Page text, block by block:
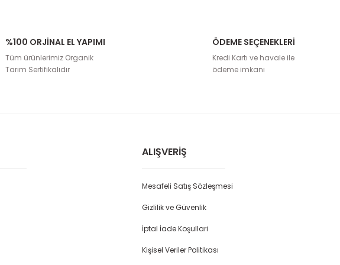
yetersiz gördüğünüz noktaları öneri formunu kullanarak tarafımıza iletebilirsiniz.
Gönder
%100 ORJİNAL EL YAPIMI
Tüm ürünlerimiz Organik
Tarım Sertifikalıdır
ÖDEME SEÇENEKLERİ
Kredi Kartı ve havale ile
ödeme imkanı
ALIŞVERIŞ
Mesafeli Satış Sözleşmesi
Gizlilik ve Güvenlik
İptal İade Koşullari
Kişisel Veriler Politikası